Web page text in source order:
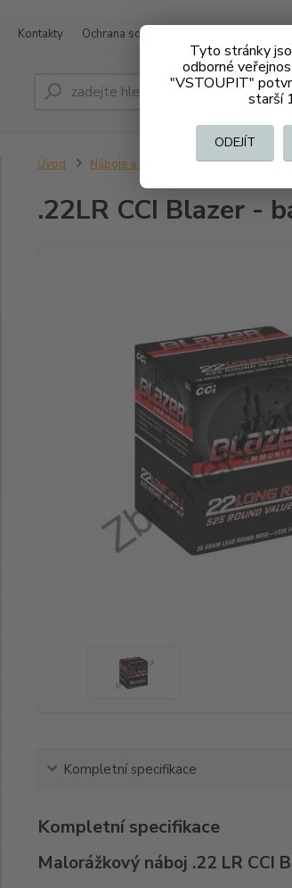
Tyto stránky
odborné
"VSTOUPIT"
starší
ODEJÍT
Kontakty Ochrana soukromí
Úvod Náboje a střelivo na ZO
.22LR CCI Blazer -
Kompletní specifikace
Kompletní specifikace
Malorážkový náboj .22 LR CCI